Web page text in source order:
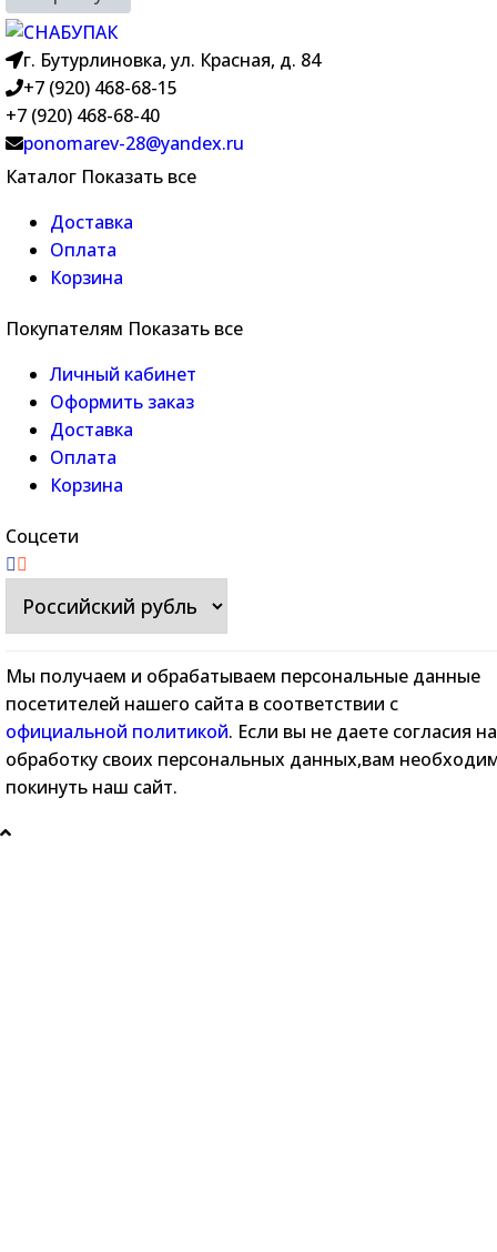
г. Бутурлиновка, ул. Красная, д. 84
+7 (920) 468-68-15
+7 (920) 468-68-40
ponomarev-28@yandex.ru
Каталог Показать все
Доставка
Оплата
Корзина
Покупателям Показать все
Личный кабинет
Оформить заказ
Доставка
Оплата
Корзина
Соцсети
Мы получаем и обрабатываем персональные данные
посетителей нашего сайта в соответствии с
официальной политикой. Если вы не даете согласия на
обработку своих персональных данных,вам
покинуть наш сайт.